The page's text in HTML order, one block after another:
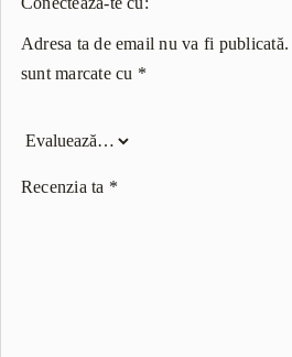
Adresa ta de email nu va fi publicată.
sunt marcate cu *
Recenzia ta *